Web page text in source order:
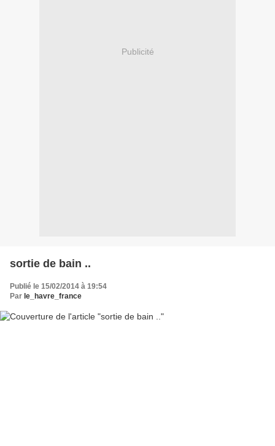
Publicité
sortie de bain ..
Publié le 15/02/2014 à 19:54
Par le_havre_france